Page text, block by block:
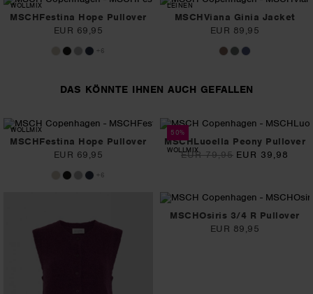
WOLLMIX
MSCHFestina Hope Pullover
EUR 69,95
+6
LEINEN
MSCHViana Ginia Jacket
EUR 89,95
DAS KÖNNTE IHNEN AUCH GEFALLEN
WOLLMIX
MSCHFestina Hope Pullover
EUR 69,95
+6
50%
WOLLMIX
MSCHLuoella Peony Pullover
EUR 79,95 EUR 39,98
MSCHOsiris 3/4 R Pullover
EUR 89,95